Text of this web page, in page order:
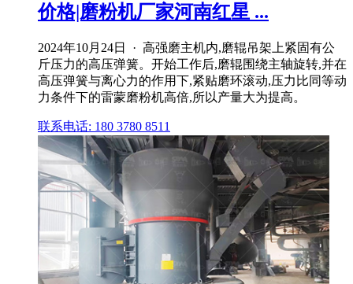
价格|磨粉机厂家河南红星 ...
2024年10月24日 · 高强磨主机内,磨辊吊架上紧固有公
斤压力的高压弹簧。开始工作后,磨辊围绕主轴旋转,并在
高压弹簧与离心力的作用下,紧贴磨环滚动,压力比同等动
力条件下的雷蒙磨粉机高倍,所以产量大为提高。
联系电话: 180 3780 8511